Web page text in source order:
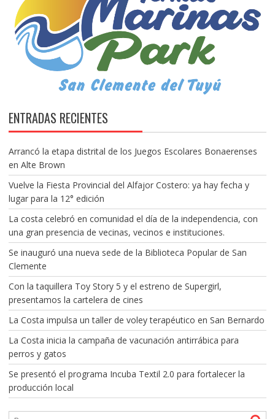
ENTRADAS RECIENTES
Arrancó la etapa distrital de los Juegos Escolares Bonaerenses
en Alte Brown
Vuelve la Fiesta Provincial del Alfajor Costero: ya hay fecha y
lugar para la 12° edición
La costa celebró en comunidad el día de la independencia, con
una gran presencia de vecinas, vecinos e instituciones.
Se inauguró una nueva sede de la Biblioteca Popular de San
Clemente
Con la taquillera Toy Story 5 y el estreno de Supergirl,
presentamos la cartelera de cines
La Costa impulsa un taller de voley terapéutico en San Bernardo
La Costa inicia la campaña de vacunación antirrábica para
perros y gatos
Se presentó el programa Incuba Textil 2.0 para fortalecer la
producción local